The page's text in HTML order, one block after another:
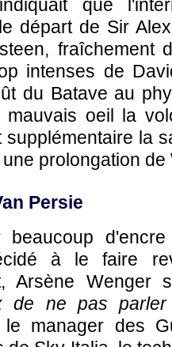
que
départ de Sir
fraîchement
intenses de
du Batave au
oeil la
supplémentaire la
prolongation de
Persie
à le faire
Arsène Wenger
de ne pas parler
le manager des